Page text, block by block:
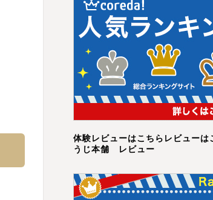
体験レビューはこちらレビューは
うじ本舗 レビュー